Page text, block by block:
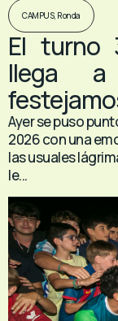
CAMPUS, Ronda
El turno
llega
Ayer se puso
2026 con una
las usuales
le...